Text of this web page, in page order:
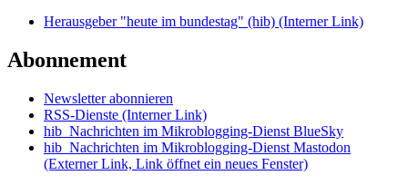
Herausgeber "heute im bundestag" (hib) (Interner Link)
Abonnement
Newsletter abonnieren
RSS-Dienste (Interner Link)
hib_Nachrichten im Mikroblogging-Dienst BlueSky
hib_Nachrichten im Mikroblogging-Dienst Mastodon
(Externer Link, Link öffnet ein neues Fenster)